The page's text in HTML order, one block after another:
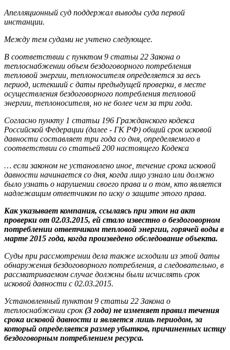
Апелляционный суд поддержал выводы суда первой
инстанции.
Между тем судами не учтено следующее.
В соответствии с пунктом 9 статьи 22 Закона о
теплоснабжении объем бездоговорного потребления
тепловой энергии, теплоносителя определяется за весь
период, истекший с даты предыдущей проверки, в месте
осуществления бездоговорного потребления тепловой
энергии, теплоносителя, но не более чем за три года.
Согласно пункту 1 статьи 196 Гражданского кодекса
Российской Федерации (далее - ГК РФ) общий срок исковой
давности составляет три года со дня, определяемого в
соответствии со статьей 200 настоящего Кодекса
… если законом не установлено иное, течение срока исковой
давности начинается со дня, когда лицо узнало или должно
было узнать о нарушении своего права и о том, кто является
надлежащим ответчиком по иску о защите этого права.
Как указывает компания, ссылаясь при этом на акт
проверки от 02.03.2015, ей стало известно о бездоговорном
потреблении ответчиком тепловой энергии, горячей воды в
марте 2015 года, когда произведено обследование объекта.
Суды при рассмотрении дела также исходили из этой даты
обнаружения бездоговорного потребления, а следовательно, в
рассматриваемом случае должны были исчислять срок
исковой давности с 02.03.2015.
Установленный пунктом 9 статьи 22 Закона о
теплоснабжении срок(3 года) не изменяет правил течения
срока исковой давности и является лишь периодом, за
который определяется размер убытков, причиненных истцу
бездоговорным потреблением ресурса.